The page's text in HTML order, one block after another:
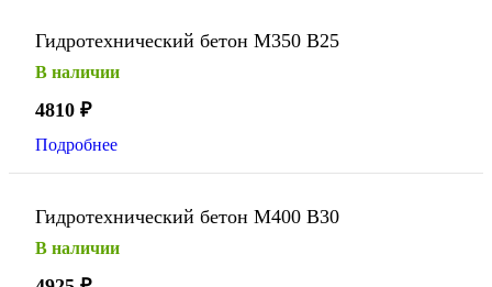
Гидротехнический бетон М350 В25
В наличии
4810 ₽
Подробнее
Гидротехнический бетон М400 В30
В наличии